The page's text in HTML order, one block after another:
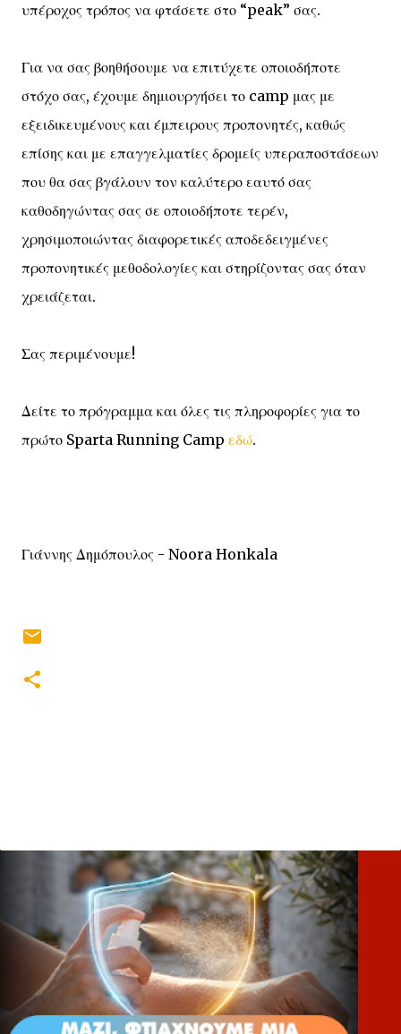
υπέροχος τρόπος να φτάσετε στο “peak” σας.
Για να σας βοηθήσουμε να επιτύχετε οποιοδήποτε
στόχο σας, έχουμε δημιουργήσει το camp μας με
εξειδικευμένους και έμπειρους προπονητές, καθώς
επίσης και με επαγγελματίες δρομείς υπεραποστάσεων
που θα σας βγάλουν τον καλύτερο εαυτό σας
καθοδηγώντας σας σε οποιοδήποτε τερέν,
χρησιμοποιώντας διαφορετικές αποδεδειγμένες
προπονητικές μεθοδολογίες και στηρίζοντας σας όταν
χρειάζεται.
Σας περιμένουμε!
Δείτε το πρόγραμμα και όλες τις πληροφορίες για το
πρώτο Sparta Running Camp εδώ.
Γιάννης Δημόπουλος - Noora Honkala
λ